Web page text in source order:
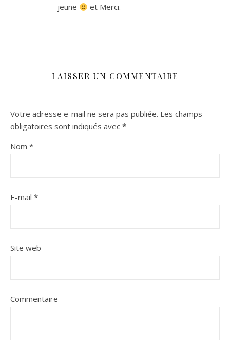
jeune
et Merci.
LAISSER UN COMMENTAIRE
Votre adresse e-mail ne sera pas publiée. Les champs
obligatoires sont indiqués avec *
Nom *
E-mail *
Site web
Commentaire